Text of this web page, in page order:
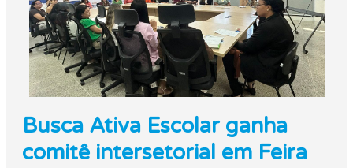
Busca Ativa Escolar ganha
comitê intersetorial em Feira